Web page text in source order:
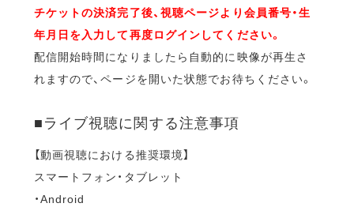
チケットの決済完了後、視聴ページより会員番号・生
年月日を入力して再度ログインしてください。
配信開始時間になりましたら自動的に映像が再生さ
れますので、ページを開いた状態でお待ちください。
■ライブ視聴に関する注意事項
【動画視聴における推奨環境】
スマートフォン・タブレット
・Android